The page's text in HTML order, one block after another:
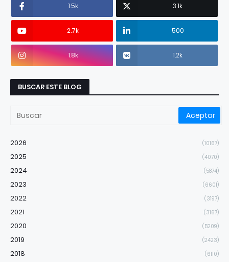
1.5k 3.1k
2.7k 500
1.8k 1.2k
BUSCAR ESTE BLOG
2026 (10167)
2025 (4070)
2024 (5874)
2023 (6601)
2022 (3197)
2021 (3167)
2020 (5209)
2019 (2423)
2018 (6110)